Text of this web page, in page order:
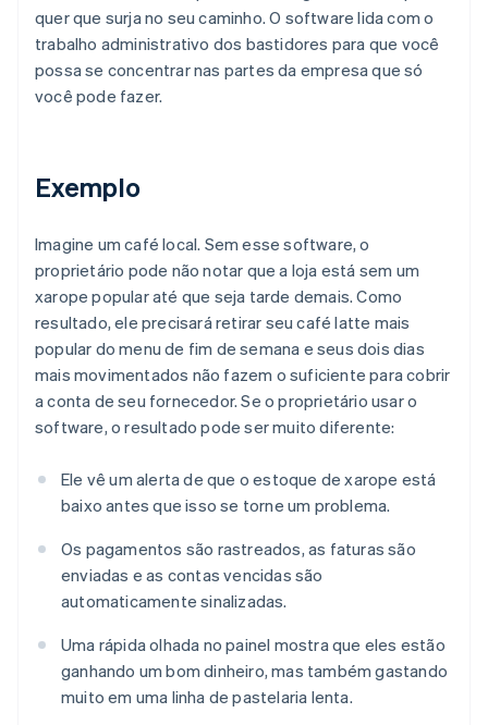
quer que surja no seu caminho. O software lida com o
trabalho administrativo dos bastidores para que você
possa se concentrar nas partes da empresa que só
você pode fazer.
Exemplo
Imagine um café local. Sem esse software, o
proprietário pode não notar que a loja está sem um
xarope popular até que seja tarde demais. Como
resultado, ele precisará retirar seu café latte mais
popular do menu de fim de semana e seus dois dias
mais movimentados não fazem o suficiente para cobrir
a conta de seu fornecedor. Se o proprietário usar o
software, o resultado pode ser muito diferente:
Ele vê um alerta de que o estoque de xarope está
baixo antes que isso se torne um problema.
Os pagamentos são rastreados, as faturas são
enviadas e as contas vencidas são
automaticamente sinalizadas.
Uma rápida olhada no painel mostra que eles estão
ganhando um bom dinheiro, mas também gastando
muito em uma linha de pastelaria lenta.